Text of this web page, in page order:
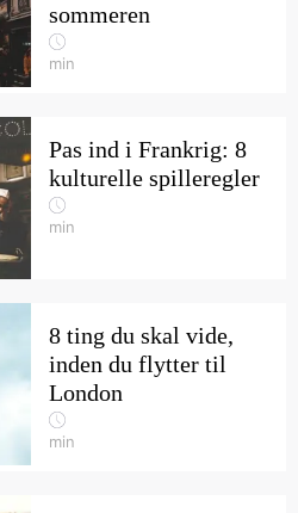
sommeren
min
Pas ind i Frankrig: 8
kulturelle spilleregler
min
8 ting du skal vide,
inden du flytter til
London
min